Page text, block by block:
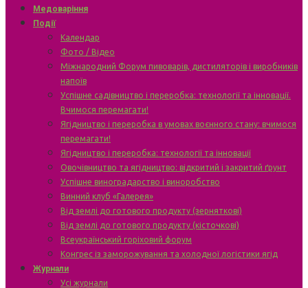
Медоваріння
Події
Календар
Фото / Відео
Міжнародний Форум пивоварів, дистиляторів і виробників
напоїв
Успішне садівництво і переробка: технології та інновації.
Вчимося перемагати!
Ягідництво і переробка в умовах воєнного стану: вчимося
перемагати!
Ягідництво і переробка: технології та інновації
Овочівництво та ягідництво: відкритий і закритий ґрунт
Успішне виноградарство і виноробство
Винний клуб «Галерея»
Від землі до готового продукту (зерняткові)
Від землі до готового продукту (кісточкові)
Всеукраїнський горіховий форум
Конгрес із заморожування та холодної логістики ягід
Журнали
Усі журнали